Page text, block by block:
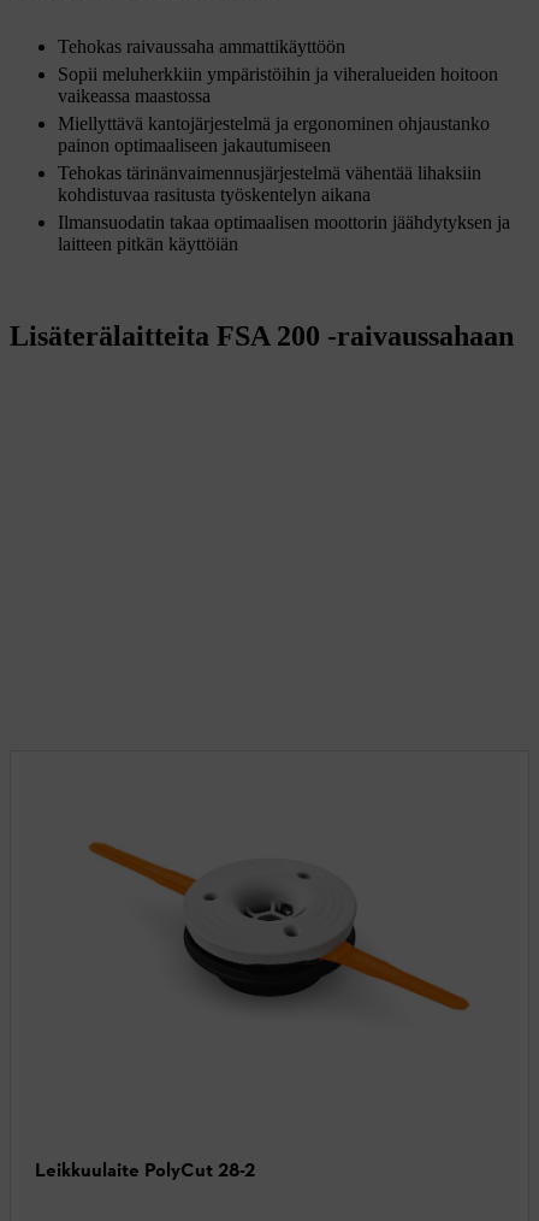
Tehokas raivaussaha ammattikäyttöön
Sopii meluherkkiin ympäristöihin ja viheralueiden hoitoon
vaikeassa maastossa
Miellyttävä kantojärjestelmä ja ergonominen ohjaustanko
painon optimaaliseen jakautumiseen
Tehokas tärinänvaimennusjärjestelmä vähentää lihaksiin
kohdistuvaa rasitusta työskentelyn aikana
Ilmansuodatin takaa optimaalisen moottorin jäähdytyksen ja
laitteen pitkän käyttöiän
Lisäterälaitteita FSA 200 -raivaussahaan
Leikkuulaite PolyCut 28-2